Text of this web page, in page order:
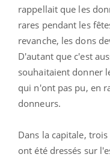
rappellait que les
rares pendant les
revanche, les dons
D'autant que c'est
souhaitaient donner
qui n'ont pas pu, en
donneurs.
Dans la capitale,
ont été dressés sur